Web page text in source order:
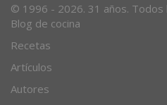
© 1996 - 2026. 31 años.
Blog de cocina
Recetas
Artículos
Autores